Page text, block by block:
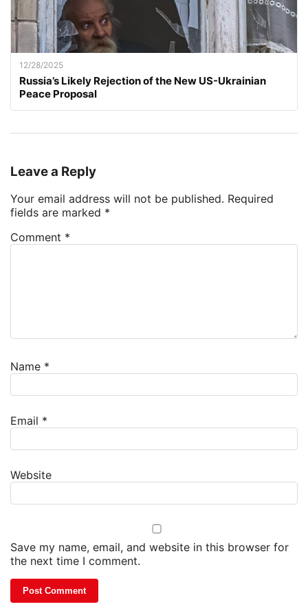
12/28/2025
Russia’s Likely Rejection of the New US-Ukrainian
Peace Proposal
Leave a Reply
Your email address will not be published. Required
fields are marked *
Comment *
Name *
Email *
Website
Save my name, email, and website in this browser for
the next time I comment.